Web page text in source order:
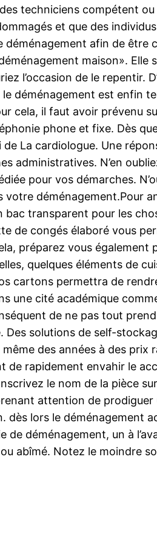
techniciens compétent
et que des
afin de être
maison». Elle
l’occasion de le repentir.
déménagement est enfin
cela, il faut avoir prévenu
phone et fixe. Dès
La cardiologue. Une
administratives. N’en
pour vos démarches.
votre déménagement.Pour
transparent pour les
de congés élaboré vous
préparez vous également
quelques éléments de
cartons permettra de
une cité académique
de ne pas tout
Des solutions de self-
des années à des prix
rapidement envahir le
le nom de la pièce
attention de prodiguer
lors le déménagement
déménagement, un à
abîmé. Notez le moindre